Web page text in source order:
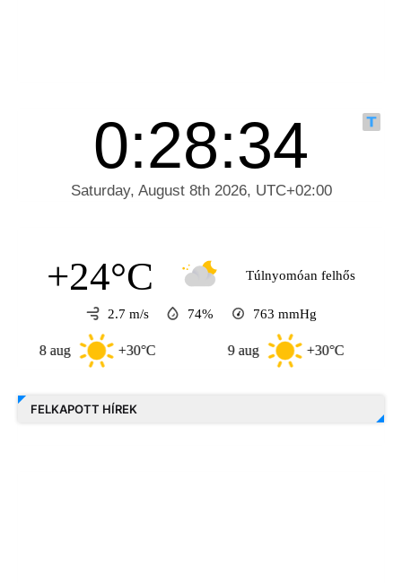
+24°C Túlnyomóan felhős
2.7 m/s 74% 763 mmHg
+30°C +30°C
FELKAPOTT HÍREK